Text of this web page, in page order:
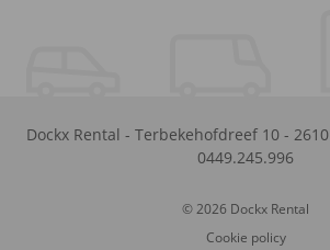
Dockx Rental - Terbekehofdreef 10 - 2610
0449.245.996
© 2026 Dockx Rental
Cookie policy